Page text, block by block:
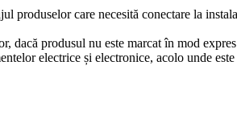
care necesită conectare la
dacă produsul nu este marcat în mod
electrice și electronice, acolo unde este